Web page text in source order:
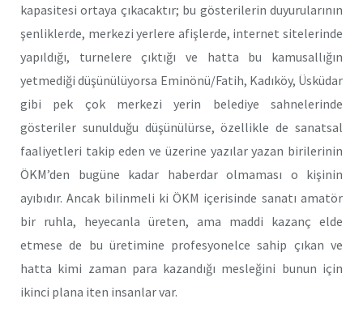
kapasitesi ortaya çıkacaktır; bu gösterilerin duyurularının
şenliklerde, merkezi yerlere afişlerde, internet sitelerinde
yapıldığı, turnelere çıktığı ve hatta bu kamusallığın
yetmediği düşünülüyorsa Eminönü/Fatih, Kadıköy, Üsküdar
gibi pek çok merkezi yerin belediye sahnelerinde
gösteriler sunulduğu düşünülürse, özellikle de sanatsal
faaliyetleri takip eden ve üzerine yazılar yazan birilerinin
ÖKM’den bugüne kadar haberdar olmaması o kişinin
ayıbıdır. Ancak bilinmeli ki ÖKM içerisinde sanatı amatör
bir ruhla, heyecanla üreten, ama maddi kazanç elde
etmese de bu üretimine profesyonelce sahip çıkan ve
hatta kimi zaman para kazandığı mesleğini bunun için
ikinci plana iten insanlar var.